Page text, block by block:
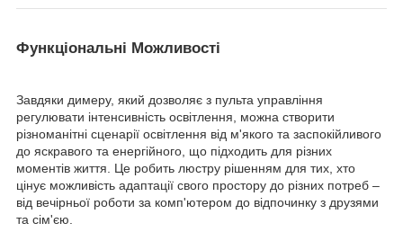
Функціональні Можливості
Завдяки димеру, який дозволяє з пульта управління
регулювати інтенсивність освітлення, можна створити
різноманітні сценарії освітлення від м'якого та заспокійливого
до яскравого та енергійного, що підходить для різних
моментів життя. Це робить люстру рішенням для тих, хто
цінує можливість адаптації свого простору до різних потреб –
від вечірньої роботи за комп'ютером до відпочинку з друзями
та сім'єю.